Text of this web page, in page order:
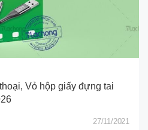
Vỏ hộp giấy đựng tai
27/11/2021